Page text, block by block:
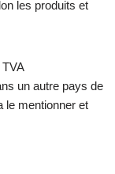
les produits et
un autre pays de
le mentionner et